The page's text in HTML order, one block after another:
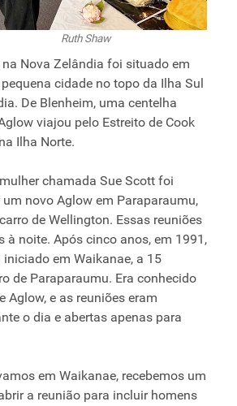
Ruth Shaw
Nova Zelândia foi situado em
cidade no topo da Ilha Sul
De Blenheim, uma centelha
viajou pelo Estreito de Cook
Ilha Norte.
chamada Sue Scott foi
novo Aglow em Paraparaumu,
de Wellington. Essas reuniões
à noite. Após cinco anos, em 1991,
em Waikanae, a 15
de Paraparaumu. Era conhecido
Aglow, e as reuniões eram
o dia e abertas apenas para
em Waikanae, recebemos um
a reunião para incluir homens